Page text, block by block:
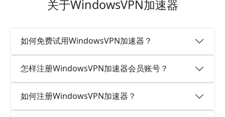
关于WindowsVPN加速器
如何免费试用WindowsVPN加速器？
怎样注册WindowsVPN加速器会员账号？
如何注册WindowsVPN加速器？